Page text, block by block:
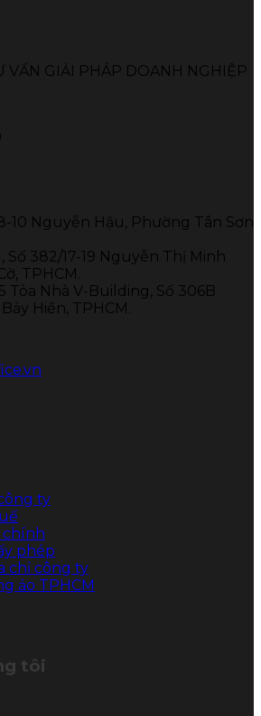
VẤN GIẢI PHÁP DOANH NGHIỆP
10 Nguyễn Hậu, Phường Tân Sơn
Số 382/17-19 Nguyễn Thị Minh
TPHCM.
Tòa Nhà V-Building, Số 306B
Hiền, TPHCM.
ty
chính
phép
chỉ công ty
ảo TPHCM
tôi